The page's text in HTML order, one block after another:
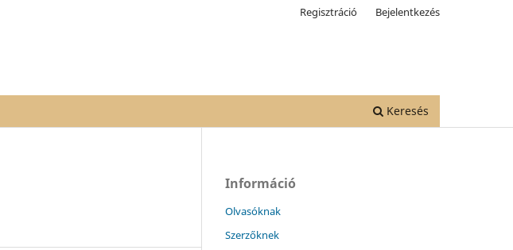
Keresés
Regisztráció Bejelentkezés
Információ
Olvasóknak
Szerzőknek